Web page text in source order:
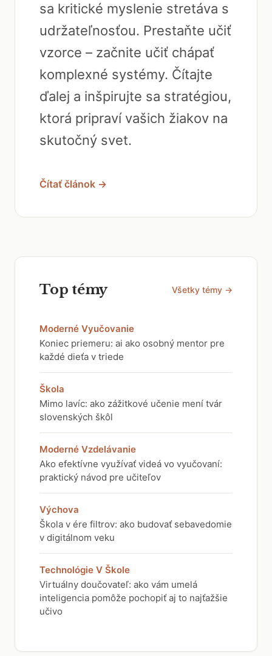
sa kritické myslenie stretáva s
udržateľnosťou. Prestaňte učiť
vzorce – začnite učiť chápať
komplexné systémy. Čítajte
ďalej a inšpirujte sa stratégiou,
ktorá pripraví vašich žiakov na
skutočný svet.
Čítať článok →
Top témy Všetky témy →
Moderné Vyučovanie
Koniec priemeru: ai ako osobný mentor pre
každé dieťa v triede
Škola
Mimo lavíc: ako zážitkové učenie mení tvár
slovenských škôl
Moderné Vzdelávanie
Ako efektívne využívať videá vo vyučovaní:
praktický návod pre učiteľov
Výchova
Škola v ére filtrov: ako budovať sebavedomie
v digitálnom veku
Technológie V Škole
Virtuálny doučovateľ: ako vám umelá
inteligencia pomôže pochopiť aj to najťažšie
učivo